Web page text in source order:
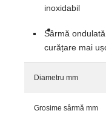
inoxidabil
Sârmă
curățare mai
Diametru mm
Grosime sârmă mm